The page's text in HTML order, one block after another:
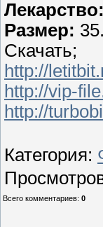
Лекарство:
Размер:
Скачать;
http://
http://vip-
http://
Категория:
Всего комментариев: 0